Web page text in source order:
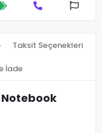
Taksit Seçenekleri
İade
Notebook